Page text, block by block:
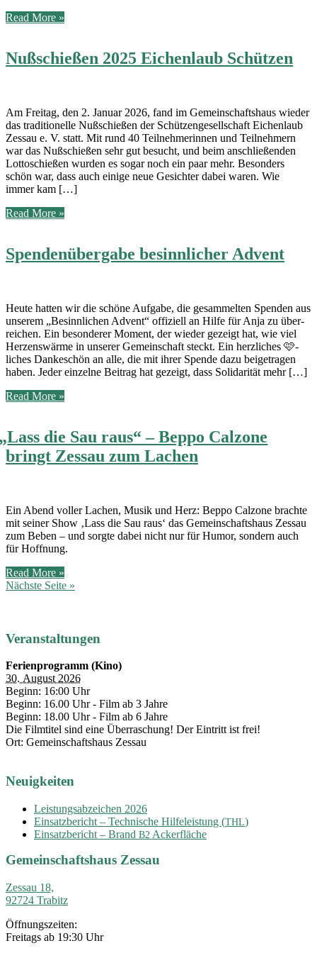
Read More »
Nußschießen 2025 Eichenlaub Schützen
Am Frei­tag, den 2. Janu­ar 2026, fand im Gemein­schafts­haus wie­der
das tra­di­tio­nel­le Nuß­schie­ßen der Schüt­zen­ge­sell­schaft Eichen­laub
Zessau e. V. statt. Mit rund 40 Teil­neh­me­rin­nen und Teil­neh­mern
war das Nuß­schie­ßen sehr gut besucht, und beim anschlie­ßen­den
Lot­to­schie­ßen wur­den es sogar noch ein paar mehr. Beson­ders
schön war, dass auch eini­ge neue Gesich­ter dabei waren. Wie
immer kam […]
Read More »
Schützen
Spendenübergabe besinnlicher Advent
Heu­te hat­ten wir die schö­ne Auf­ga­be, die gesam­mel­ten Spen­den aus
unse­rem „Besinn­li­chen Advent“ offi­zi­ell an Hil­fe für Anja zu über­
rei­chen. Ein beson­de­rer Moment, der wie­der gezeigt hat, wie viel
Her­zens­wär­me in unse­rer Gemein­schaft steckt. Ein herz­li­ches 🩷-
liches Dan­ke­schön an alle, die mit ihrer Spen­de dazu bei­getra­gen
haben. Jeder ein­zel­ne Bei­trag hat gezeigt, dass Soli­da­ri­tät mehr […]
Read More »
Lass die Sau raus“ – Beppo Calzone
bringt Zessau zum Lachen
Ein Abend vol­ler Lachen, Musik und Herz: Beppo Cal­zo­ne brach­te
mit sei­ner Show ‚Lass die Sau raus‘ das Gemein­schafts­haus Zessau
zum Beben – und sorg­te dabei nicht nur für Humor, son­dern auch
für Hoffnung.
Read More »
„
die
Beppo
Calzone
bringt
Zessau
zum
Lachen
Nächste Seite »
Veranstaltungen
Ferienprogramm (Kino)
30. August 2026
Beginn: 16:00 Uhr
Beginn: 16.00 Uhr - Film ab 3 Jahre
Beginn: 18.00 Uhr - Film ab 6 Jahre
Die Filmtitel sind eine Überraschung! Der Eintritt ist frei!
Ort: Gemeinschaftshaus Zessau
Neuigkeiten
Leistungsabzeichen 2026
Einsatzbericht – Technische Hilfeleistung (THL)
Einsatzbericht – Brand B2 Ackerfläche
Gemeinschaftshaus Zessau
Zessau 18,
92724 Trabitz
Öffnungszeiten:
Freitags ab 19:30 Uhr